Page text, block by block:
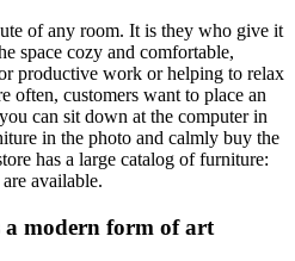
of any room. It is they who give it
space cozy and comfortable,
productive work or helping to relax
often, customers want to place an
can sit down at the computer in
in the photo and calmly buy the
has a large catalog of furniture:
available.
modern form of art